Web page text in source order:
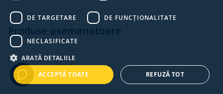
Documente:
Instructiuni alegere SmartMeter Ecoflow
Instructiuni de instalare
Produse asemanatoare
DE TARGETARE DE FUNCŢIONALITATE
NECLASIFICATE
ARATĂ DETALIILE
ACCEPTĂ TOATE
REFUZĂ TOT